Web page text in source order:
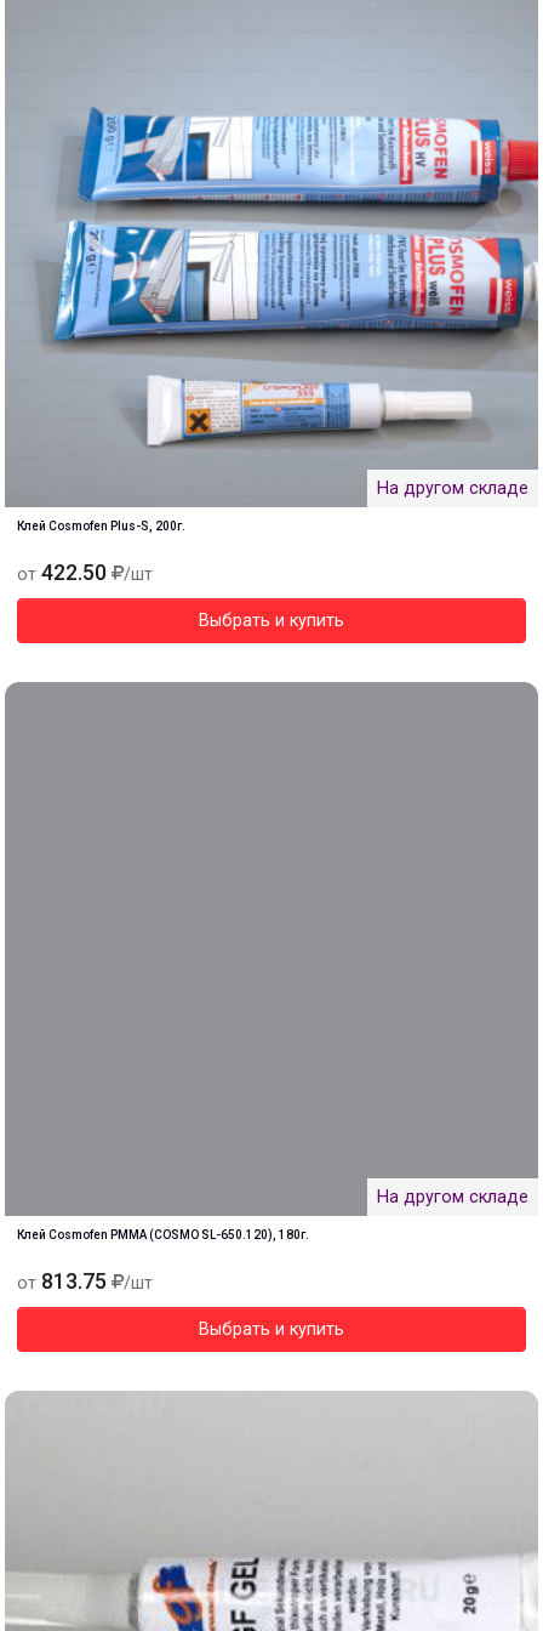
На другом складе
Клей Cosmofen Plus-S, 200г.
от 422.50 /шт
Выбрать и купить
На другом складе
Клей Cosmofen PMMA (COSMO SL-650.120), 180г.
от 813.75 /шт
Выбрать и купить